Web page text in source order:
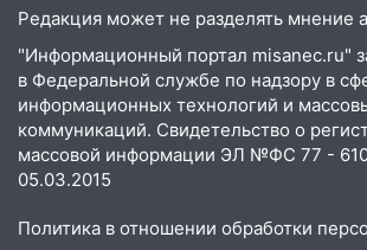
13:30
В Димитровграде на
Трудовой горело здание
13:00 Водитель без прав
припаркованный автомобиль
12:37
Переезжал «зебру» на
велосипеде и попал под
12:18
Вспыхнул изнутри: в
Редакция может не разделять мнение
"Информационный портал misanec.ru"
в Федеральной службе по надзору в
информационных технологий и
коммуникаций. Свидетельство о
массовой информации ЭЛ №ФС 77 -
05.03.2015
Политика в отношении обработки